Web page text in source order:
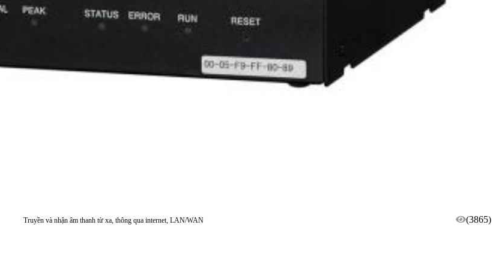
(3865)
Truyền và nhận âm thanh từ xa, thông qua internet, LAN/WAN